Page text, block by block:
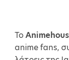
Το
anime fans,